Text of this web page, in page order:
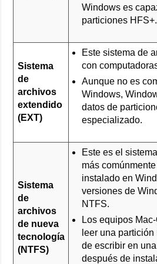
Windows es
particiones HFS+.
Sistema
de
archivos
extendido
(EXT)
Este sistema de
con
Aunque no es
Windows,
datos de
especializado.
Sistema
de
archivos
de nueva
tecnología
(NTFS)
Este es el
más
instalado en
versiones de
NTFS.
Los equipos
leer una
de escribir en
después de